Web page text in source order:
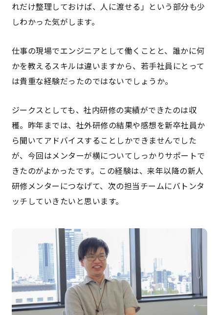
れだけ整理しておけば、人に渡せる」という部分も少
しわかった気がします。
仕事の現場でエンジニアとして働くことと、誰かに何
かを教えるスキルは違いますから、若手社員にとって
は貴重な経験だったのではないでしょうか。
ジークスとしても、社内研修の実績ができたのは収
穫。昨年までは、社外研修の結果や感想を新卒社員か
ら聞いてアドバイスすることしかできませんでした
が、今回はメンターが横についてしっかりサポートで
きたのがよかったです。この経験は、来年以降の新人
研修メンターにつなげて、次の担当チームにバトンタ
ッチしていきたいと思います。